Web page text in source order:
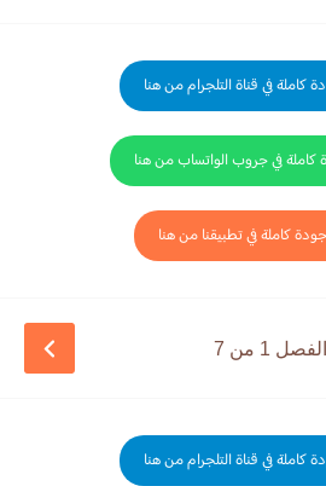
كاملة في قناة التلجرام من هنا
كاملة في جروب الواتساب من هنا
كاملة في تطبيقنا من هنا
الفصل 1 من 7
كاملة في قناة التلجرام من هنا